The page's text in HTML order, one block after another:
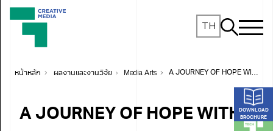
TH
DOWNLOAD
BROCHURE
หน้าหลัก ผลงานและงานวิจัย Media Arts A JOURNEY OF HOPE WITH A DUSTY TRAIL
A JOURNEY OF HOPE WITH